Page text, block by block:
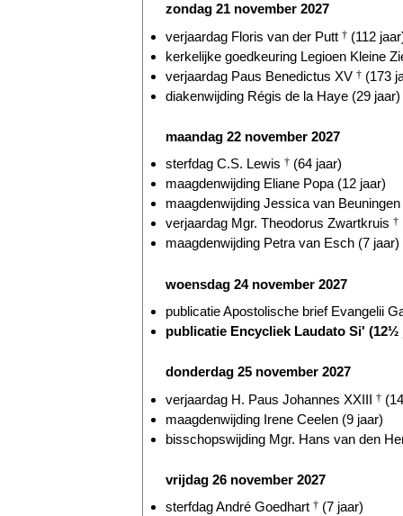
zondag 21 november 2027
verjaardag Floris van der Putt † (112
kerkelijke goedkeuring Legioen Kleine
verjaardag Paus Benedictus XV † (173
diakenwijding Régis de la Haye (29 jaar)
maandag 22 november 2027
sterfdag C.S. Lewis † (64 jaar)
maagdenwijding Eliane Popa (12 jaar)
maagdenwijding Jessica van
verjaardag Mgr. Theodorus Zwartkruis †
maagdenwijding Petra van Esch (7 jaar)
woensdag 24 november 2027
publicatie Apostolische brief Evangelii
publicatie Encycliek Laudato Si' (12½
donderdag 25 november 2027
verjaardag H. Paus Johannes XXIII †
maagdenwijding Irene Ceelen (9 jaar)
bisschopswijding Mgr. Hans van den
vrijdag 26 november 2027
sterfdag André Goedhart † (7 jaar)